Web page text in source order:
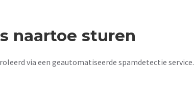
naartoe sturen
via een geautomatiseerde spamdetectie service.